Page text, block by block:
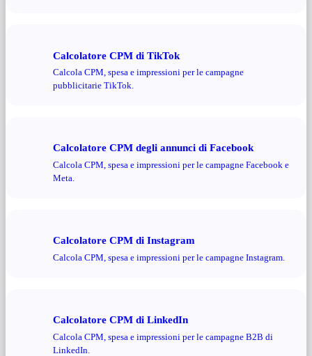
Calcolatore CPM di TikTok
Calcola CPM, spesa e impressioni per le campagne
pubblicitarie TikTok.
Calcolatore CPM degli annunci di Facebook
Calcola CPM, spesa e impressioni per le campagne Facebook e
Meta.
Calcolatore CPM di Instagram
Calcola CPM, spesa e impressioni per le campagne Instagram.
Calcolatore CPM di LinkedIn
Calcola CPM, spesa e impressioni per le campagne B2B di
LinkedIn.